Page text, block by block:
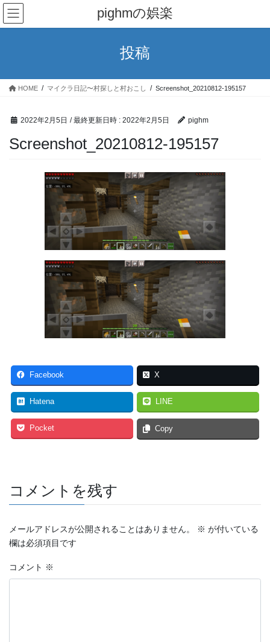
コ
ン
テ
ス
ナ
ビ
ゲ
ン
pighmの娯楽
投稿
HOME マイクラ日記〜村探しと村おこし Screenshot_20210812-195157
2022年2月5日 / 最終更新日時 : 2022年2月5日 pighm
Screenshot_20210812-195157
Facebook X
Hatena LINE
Pocket Copy
コメントを残す
メールアドレスが公開されることはありません。 ※ が付いている
欄は必須項目です
コメント ※